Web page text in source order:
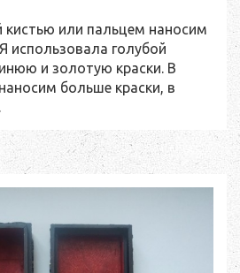
кистью или пальцем наносим
использовала голубой
и золотую краски. В
больше краски, в